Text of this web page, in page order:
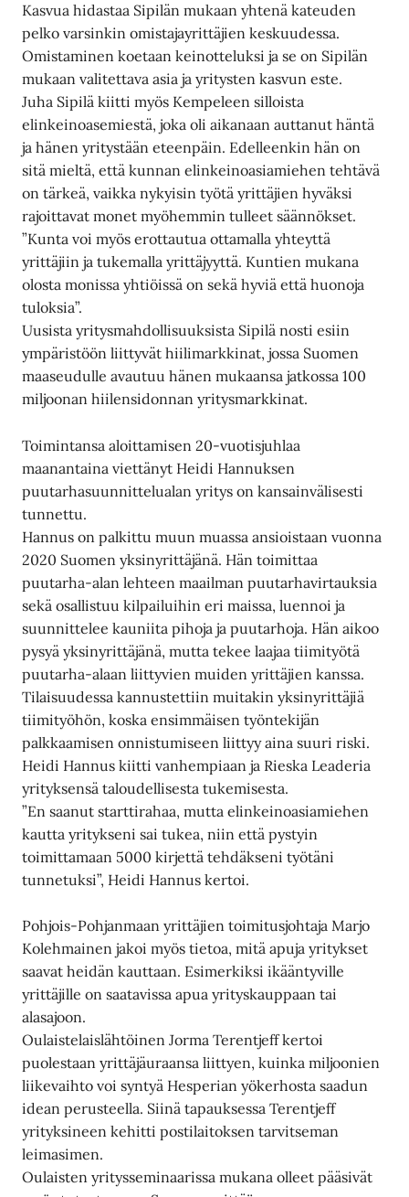
Kasvua hidastaa Sipilän mukaan yhtenä kateuden
pelko varsinkin omistajayrittäjien keskuudessa.
Omistaminen koetaan keinotteluksi ja se on Sipilän
mukaan valitettava asia ja yritysten kasvun este.
Juha Sipilä kiitti myös Kempeleen silloista
elinkeinoasemiestä, joka oli aikanaan auttanut häntä
ja hänen yritystään eteenpäin. Edelleenkin hän on
sitä mieltä, että kunnan elinkeinoasiamiehen tehtävä
on tärkeä, vaikka nykyisin työtä yrittäjien hyväksi
rajoittavat monet myöhemmin tulleet säännökset.
”Kunta voi myös erottautua ottamalla yhteyttä
yrittäjiin ja tukemalla yrittäjyyttä. Kuntien mukana
olosta monissa yhtiöissä on sekä hyviä että huonoja
tuloksia”.
Uusista yritysmahdollisuuksista Sipilä nosti esiin
ympäristöön liittyvät hiilimarkkinat, jossa Suomen
maaseudulle avautuu hänen mukaansa jatkossa 100
miljoonan hiilensidonnan yritysmarkkinat.
Toimintansa aloittamisen 20-vuotisjuhlaa
maanantaina viettänyt Heidi Hannuksen
puutarhasuunnittelualan yritys on kansainvälisesti
tunnettu.
Hannus on palkittu muun muassa ansioistaan vuonna
2020 Suomen yksinyrittäjänä. Hän toimittaa
puutarha-alan lehteen maailman puutarhavirtauksia
sekä osallistuu kilpailuihin eri maissa, luennoi ja
suunnittelee kauniita pihoja ja puutarhoja. Hän aikoo
pysyä yksinyrittäjänä, mutta tekee laajaa tiimityötä
puutarha-alaan liittyvien muiden yrittäjien kanssa.
Tilaisuudessa kannustettiin muitakin yksinyrittäjiä
tiimityöhön, koska ensimmäisen työntekijän
palkkaamisen onnistumiseen liittyy aina suuri riski.
Heidi Hannus kiitti vanhempiaan ja Rieska Leaderia
yrityksensä taloudellisesta tukemisesta.
”En saanut starttirahaa, mutta elinkeinoasiamiehen
kautta yritykseni sai tukea, niin että pystyin
toimittamaan 5000 kirjettä tehdäkseni työtäni
tunnetuksi”, Heidi Hannus kertoi.
Pohjois-Pohjanmaan yrittäjien toimitusjohtaja Marjo
Kolehmainen jakoi myös tietoa, mitä apuja yritykset
saavat heidän kauttaan. Esimerkiksi ikääntyville
yrittäjille on saatavissa apua yrityskauppaan tai
alasajoon.
Oulaistelaislähtöinen Jorma Terentjeff kertoi
puolestaan yrittäjäuraansa liittyen, kuinka miljoonien
liikevaihto voi syntyä Hesperian yökerhosta saadun
idean perusteella. Siinä tapauksessa Terentjeff
yrityksineen kehitti postilaitoksen tarvitseman
leimasimen.
Oulaisten yritysseminaarissa mukana olleet pääsivät